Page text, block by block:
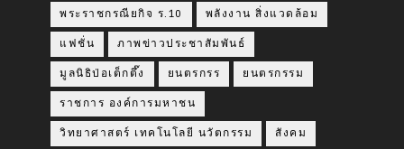
พระราชกรณียกิจ ร.10 พลังงาน สิ่งแวดล้อม
แฟชั่น ภาพข่าวประชาสัมพันธ์
มูลนิธิป่อเต็กตึ๊ง ยนตรกรร ยนตรกรรม
ราชการ องค์การมหาชน
วิทยาศาสตร์ เทคโนโลยี นวัตกรรม สังคม